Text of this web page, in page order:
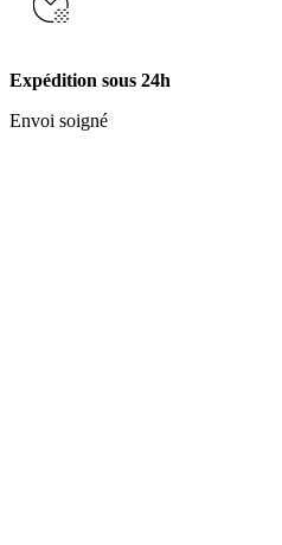
Expédition sous 24h
Envoi soigné